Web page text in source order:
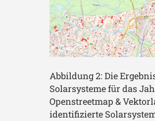
Abbildung 2: Die
Solarsysteme für das
Openstreetmap &
identifizierte